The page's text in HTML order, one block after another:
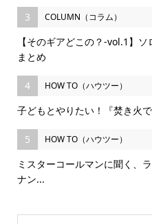
3 COLUMN（コラム）
【そのギアどこの？-vol.1】
まとめ
4 HOW TO（ハウツー）
子どもとやりたい！『焚き火
5 HOW TO（ハウツー）
ミスターコールマンに聞く、
ナン...